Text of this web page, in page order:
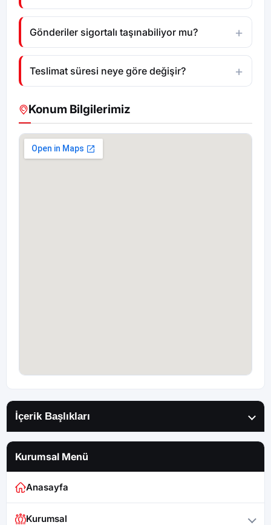
Gönderiler sigortalı taşınabiliyor mu?
Teslimat süresi neye göre değişir?
Konum Bilgilerimiz
İçerik Başlıkları
Kurumsal Menü
Anasayfa
Kurumsal